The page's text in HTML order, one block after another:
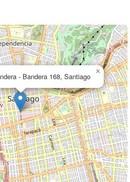
- Bandera 168, Santiago
×